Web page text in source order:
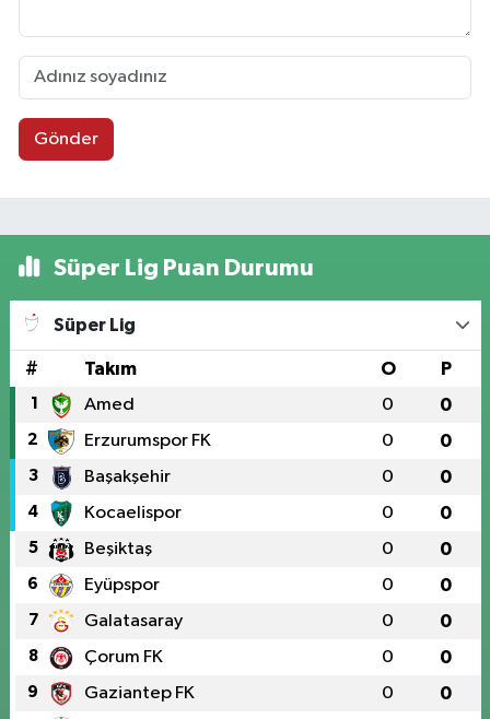
Gönder
Süper Lig Puan Durumu
Süper Lig
# Takım O P
1 Amed 0 0
2 Erzurumspor FK 0 0
3 Başakşehir 0 0
4 Kocaelispor 0 0
5 Beşiktaş 0 0
6 Eyüpspor 0 0
7 Galatasaray 0 0
8 Çorum FK 0 0
9 Gaziantep FK 0 0